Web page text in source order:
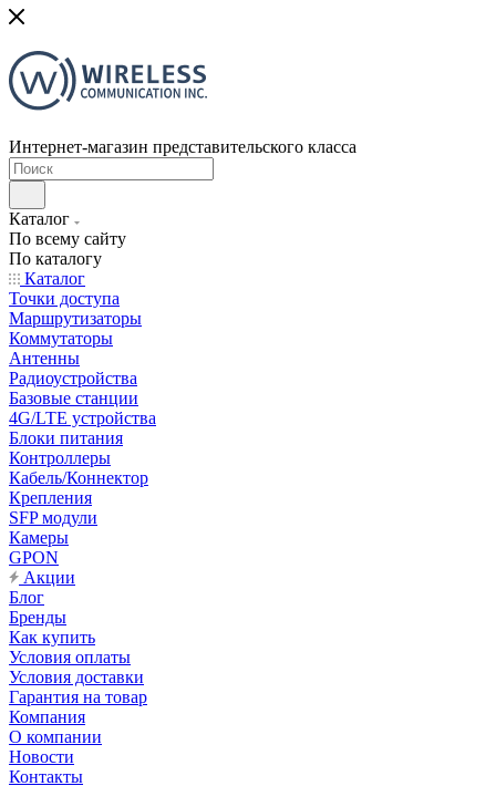
Интернет-магазин представительского класса
Каталог
По всему сайту
По каталогу
Каталог
Точки доступа
Маршрутизаторы
Коммутаторы
Антенны
Радиоустройства
Базовые станции
4G/LTE устройства
Блоки питания
Контроллеры
Кабель/Коннектор
Крепления
SFP модули
Камеры
GPON
Акции
Блог
Бренды
Как купить
Условия оплаты
Условия доставки
Гарантия на товар
Компания
О компании
Новости
Контакты